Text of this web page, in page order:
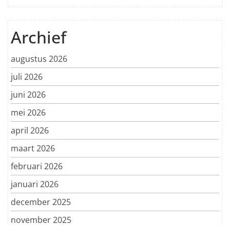
Archief
augustus 2026
juli 2026
juni 2026
mei 2026
april 2026
maart 2026
februari 2026
januari 2026
december 2025
november 2025